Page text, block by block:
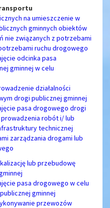
na umieszczenie w
gminnych obiektów
nie związanych z potrzebami
ruchu drogowego
odcinka pasa
gminnej w celu
działalności
drogi publicznej gminnej
pasa drogowego drogi
robót i/ lub
technicznej
zarządzania drogami lub
lub przebudowę
pasa drogowego w celu
gminnej
przewozów